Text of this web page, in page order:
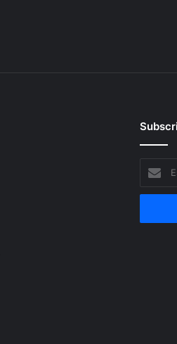
tu
correo